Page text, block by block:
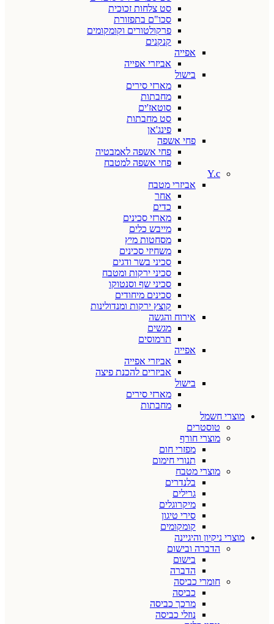
סט צלחות זכוכית
סכו"ם בתפזורת
פרקולטורים וקומקומים
קנקנים
אפייה
אביזרי אפייה
בישול
מארזי סירים
מחבתות
סוטאז'ים
סט מחבתות
פינג'אן
פחי אשפה
פחי אשפה לאמבטיה
פחי אשפה למטבח
Y.c
אביזרי מטבח
אחר
כדים
מארזי סכינים
מייבש כלים
מסחטות מיץ
משחיזי סכינים
סכיני בשר ודגים
סכיני ירקות ומטבח
סכיני שף וסנטוקו
סכינים מיחודים
קוצץ ירקות ומנדולינות
אירוח והגשה
מגשים
תרמוסים
אפייה
אביזרי אפייה
אביזרים להכנת פיצה
בישול
מארזי סירים
מחבתות
מוצרי חשמל
טוסטרים
מוצרי חורף
מפזרי חום
תנורי חימום
מוצרי מטבח
בלנדרים
גרילים
מיקרוגלים
סירי טיגון
קומקומים
מוצרי ניקיון והיגיינה
הדברה ובישום
בישום
הדברה
חומרי כביסה
כביסה
מרכך כביסה
נוזלי כביסה